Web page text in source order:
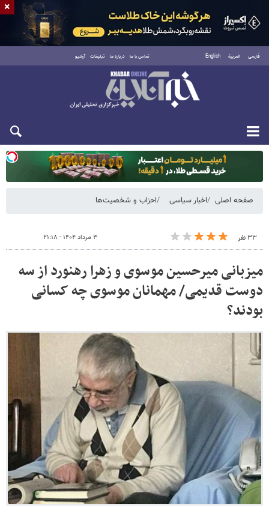
فارسی العربية English تماس با ما درباره ما تبلیغات آرشیو
یکشنبه ۱۸ مرداد ۱۴۰۵
صفحه اصلی اخبار سیاسی احزاب و شخصیت‌ها
۳۳ نفر ۳ مرداد ۱۴۰۴ - ۲۱:۱۸
میزبانی میرحسین موسوی و زهرا رهنورد از سه
دوست قدیمی/ مهمانان موسوی چه کسانی
بودند؟
×